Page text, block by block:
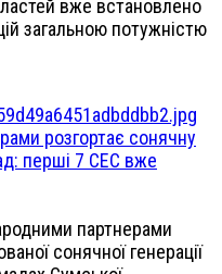
вже встановлено
загальною потужністю
розгортає сонячну
перші 7 СЕС вже
партнерами
сонячної генерації